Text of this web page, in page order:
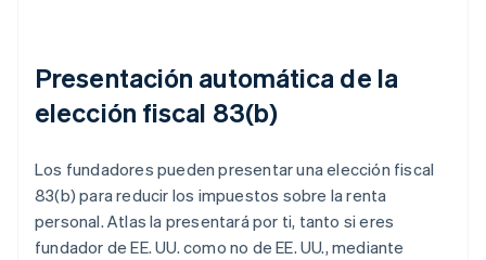
Presentación automática de la
elección fiscal 83(b)
Los fundadores pueden presentar una elección fiscal
83(b) para reducir los impuestos sobre la renta
personal. Atlas la presentará por ti, tanto si eres
fundador de EE. UU. como no de EE. UU., mediante